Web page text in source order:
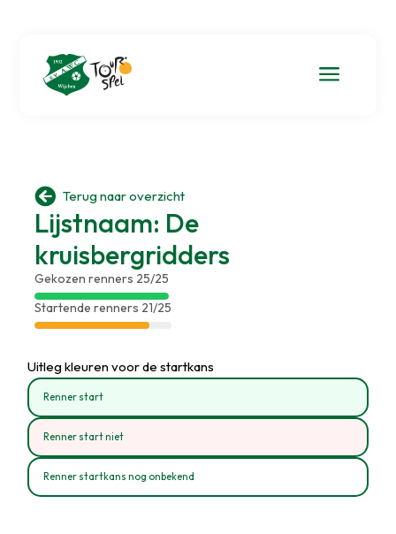
a
 Terug naar overzicht
Lijstnaam: De
kruisbergridders
Gekozen renners 25/25
Startende renners 21/25
Uitleg kleuren voor de startkans
Renner start
Renner start niet
Renner startkans nog onbekend